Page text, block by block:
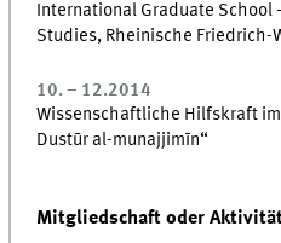
International Graduate School
Studies, Rheinische Friedrich-
10. – 12.2014
Wissenschaftliche Hilfskraft
Dustūr al-munajjimīn“
Mitgliedschaft oder